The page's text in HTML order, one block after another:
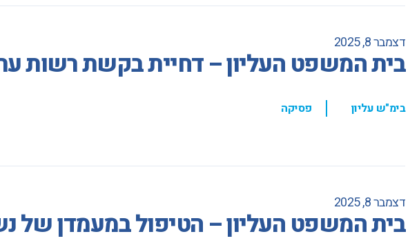
דצמבר 8, 2025
בית המשפט העליון – דחיית בקשת רשות
בימ"ש עליון , פסיקה
דצמבר 8, 2025
בית המשפט העליון – הטיפול במעמדן של